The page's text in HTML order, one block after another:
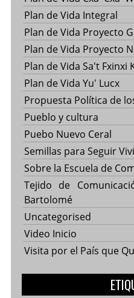
Plan de Vida Integral
Plan de Vida Proyecto
Plan de Vida Proyecto
Plan de Vida Sa't Fxinxi
Plan de Vida Yu' Lucx
Propuesta Política de
Pueblo y cultura
Puebo Nuevo Ceral
Semillas para Seguir
Sobre la Escuela de
Tejido de
Bartolomé
Uncategorised
Video Inicio
Visita por el País que